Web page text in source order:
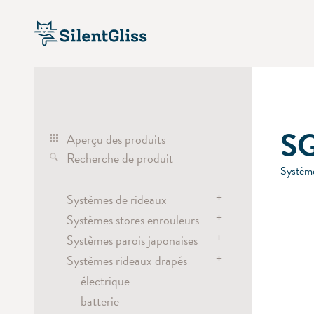
Aperçu des produits
Recherche de produit
Systèmes de rideaux
+
Systèmes de rideaux
électrique
manuel
corde
Tringles de séparation
Systèmes stores enrouleurs
+
Systèmes stores enrouleurs
électrique
batterie
chaînette
Systèmes parois japonaises
+
Systèmes parois japonaises
manuel / lance rideau
électrique
Systèmes rideaux drapés
+
électrique
batterie